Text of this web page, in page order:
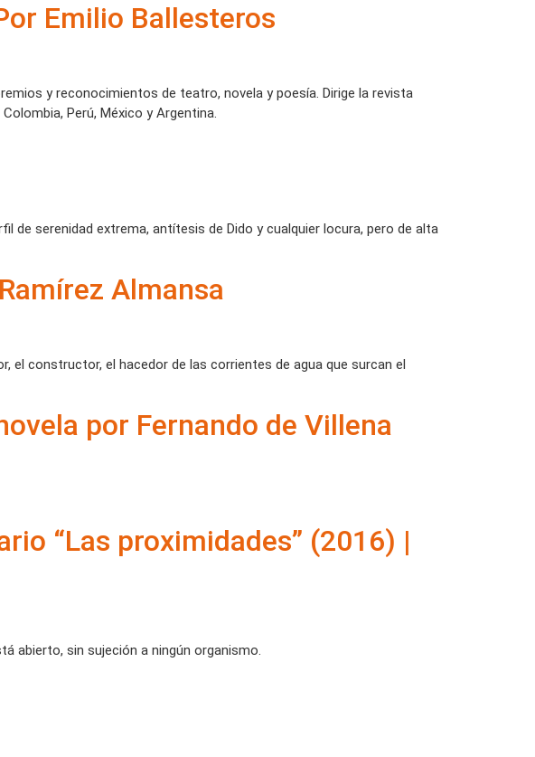
Emilio Ballesteros
y reconocimientos de teatro, novela y poesía. Dirige la revista
Perú, México y Argentina.
de serenidad extrema, antítesis de Dido y cualquier locura, pero de alta
Almansa
el constructor, el hacedor de las corrientes de agua que surcan el
por Fernando de Villena
“Las proximidades” (2016) |
abierto, sin sujeción a ningún organismo.